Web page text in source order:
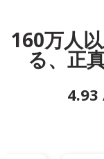
160万人
る、正
4.93